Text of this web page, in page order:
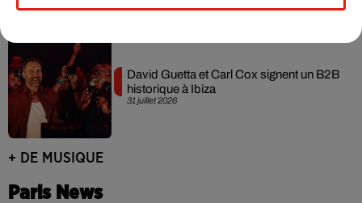
31 juillet 2026
David Guetta et Carl Cox signent un B2B
historique à Ibiza
+ DE MUSIQUE
Paris News